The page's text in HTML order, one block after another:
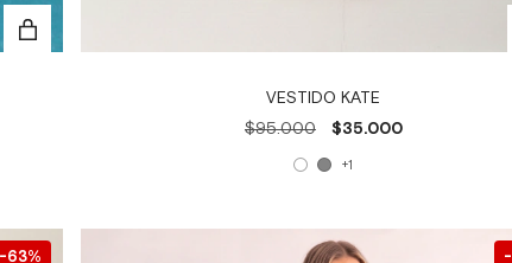
VESTIDO KATE
$95.000
$35.000
+1
63%